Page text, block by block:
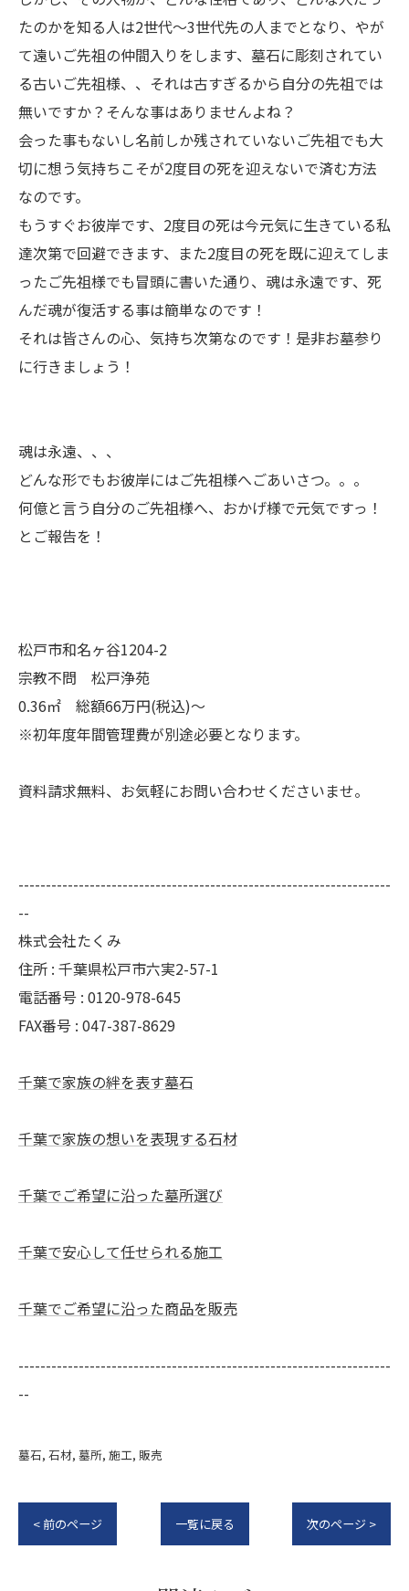
たのかを知る人は2世代～3世代先の人までとなり、やが
て遠いご先祖の仲間入りをします、墓石に彫刻されてい
る古いご先祖様、、それは古すぎるから自分の先祖では
無いですか？そんな事はありませんよね？
会った事もないし名前しか残されていないご先祖でも大
切に想う気持ちこそが2度目の死を迎えないで済む方法
なのです。
もうすぐお彼岸です、2度目の死は今元気に生きている私
達次第で回避できます、また2度目の死を既に迎えてしま
ったご先祖様でも冒頭に書いた通り、魂は永遠です、死
んだ魂が復活する事は簡単なのです！
それは皆さんの心、気持ち次第なのです！是非お墓参り
に行きましょう！
魂は永遠、、、
どんな形でもお彼岸にはご先祖様へごあいさつ。。。
何億と言う自分のご先祖様へ、おかげ様で元気ですっ！
とご報告を！
松戸市和名ヶ谷1204-2
宗教不問 松戸浄苑
0.36㎡ 総額66万円(税込)～
※初年度年間管理費が別途必要となります。
資料請求無料、お気軽にお問い合わせくださいませ。
--------------------------------------------------------------------
--
株式会社たくみ
住所 : 千葉県松戸市六実2-57-1
電話番号 : 0120-978-645
FAX番号 : 047-387-8629
千葉で家族の絆を表す墓石
千葉で家族の想いを表現する石材
千葉でご希望に沿った墓所選び
千葉で安心して任せられる施工
千葉でご希望に沿った商品を販売
--------------------------------------------------------------------
--
墓石 石材 墓所 施工 販売
< 前のページ 一覧に戻る 次のページ >